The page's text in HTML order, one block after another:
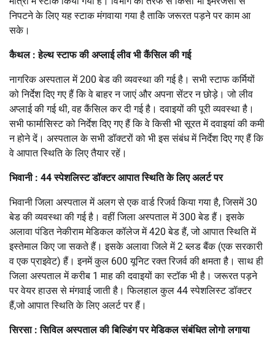
निपटने के लिए यह स्टाक मंगवाया गया है ताकि जरूरत पड़ने पर काम आ
सके।
कैथल : हेल्थ स्टाफ की अप्लाई लीव भी कैंसिल की गई
नागरिक अस्पताल में 200 बेड की व्यवस्था की गई है। सभी स्टाफ कर्मियों
को निर्देश दिए गए हैं कि वे बाहर न जाएं और अपना सेंटर न छोड़े। जो लीव
अप्लाई की गई थी, वह कैंसिल कर दी गई है। दवाइयों की पूरी व्यवस्था है।
सभी फार्मासिस्ट को निर्देश दिए गए हैं कि वे किसी भी सूरत में दवाइयां की कमी
न होने दें। अस्पताल के सभी डॉक्टरों को भी इस संबंध में निर्देश दिए गए हैं कि
वे आपात स्थिति के लिए तैयार रहें।
भिवानी : 44 स्पेशलिस्ट डॉक्टर आपात स्थिति के लिए अलर्ट पर
भिवानी जिला अस्पताल में अलग से एक वार्ड रिजर्व किया गया है, जिसमें 30
बेड की व्यवस्था की गई है। वहीं जिला अस्पताल में 300 बेड हैं। इसके
अलावा पंडित नेकीराम मेडिकल कॉलेज में 420 बेड हैं, जो आपात स्थिति में
इस्तेमाल किए जा सकते हैं। इसके अलावा जिले में 2 ब्लड बैंक (एक सरकारी
व एक प्राइवेट) हैं। इनमें कुल 600 यूनिट रक्त रिजर्व की क्षमता है। साथ ही
जिला अस्पताल में करीब 1 माह की दवाइयों का स्टॉक भी है। जरूरत पड़ने
पर वेयर हाउस से मंगवाई जाती है। फिलहाल कुल 44 स्पेशलिस्ट डॉक्टर
हैं,जो आपात स्थिति के लिए अलर्ट पर हैं।
सिरसा : सिविल अस्पताल की बिल्डिंग पर मेडिकल संबंधित लोगो लगाया